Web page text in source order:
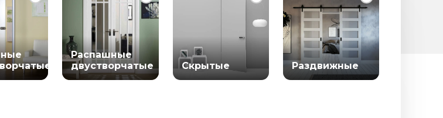
Распашные
двустворчатые
Скрытые Раздвижные